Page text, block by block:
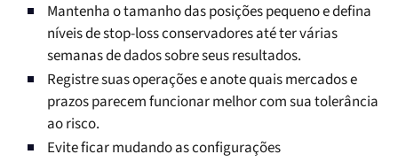
Mantenha o tamanho das posições pequeno e defina
níveis de stop-loss conservadores até ter várias
semanas de dados sobre seus resultados.
Registre suas operações e anote quais mercados e
prazos parecem funcionar melhor com sua tolerância
ao risco.
Evite ficar mudando as configurações